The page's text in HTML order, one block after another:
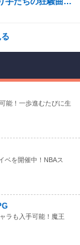
能！一歩進むたびに生
ベを開催中！NBAス
ラも入手可能！魔王